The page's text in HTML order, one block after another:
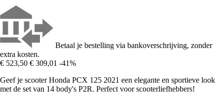
Betaal je bestelling via bankoverschrijving, zonder
extra kosten.
€ 523,50 € 309,01 -41%
Geef je scooter Honda PCX 125 2021 een elegante en sportieve look
met de set van 14 body's P2R. Perfect voor scooterliefhebbers!